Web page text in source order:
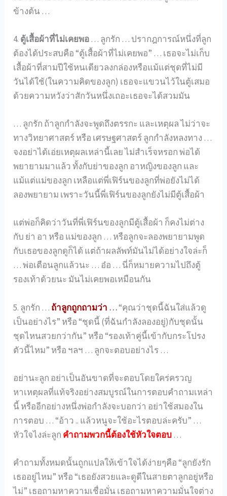
ข้างต้น …
4. ตู้เสื้อผ้าที่ไม่เคยพอ… ลูกรัก … ปรากฎการณ์หนึ่งที่ลูก
ต้องได้ประสบคือ “ตู้เสื้อผ้าที่ไม่เคยพอ” … เธอจะไม่เก็บ
เสื้อผ้าที่สามปีใช้หนเดียวลงกล่องหรือแม้แต่ชุดที่ไม่มี
วันได้ใช้(ในความคิดของลูก) เธอจะแขวนไว้ในตู้เสมอ
ด้วยความหวังว่าสักวันหนึ่งเถอะเธอจะได้สวมมัน
… ลูกรัก ถ้าลูกกำลังจะพูดถึงตรรกะ และเหตุผล ไม่ว่าจะ
ทางวิทยาศาสตร์ หรือ เศรษฐศาสตร์ ลูกกำลังหลงทาง …
จงอย่าได้เอ่ยเหตุผลเหล่านี้เลย ไม่สำเร็จหรอก พ่อได้
พยายามมาแล้ว ทั้งกับย่าของลูก อาหญิงของลูก และ
แม้แต่แม่ของลูก เหลือแต่พี่เฟิร์นของลูกที่พ่อยังไม่ได้
ลองพยายาม เพราะวันนี้พี่เฟิร์นของลูกยังไม่มีตู้เสื้อผ้า
แต่พ่อก็คิดว่าวันที่พี่เฟิร์นของลูกมีตู้เสื้อผ้า ก็คงไม่ต่าง
กับ ย่า อา หรือ แม่ของลูก … หรือลูกจะลองพยายามพูด
กับเธอของลูกดูก็ได้ แต่ถ้าผลลัพท์มันไม่ได้อย่างใจล่ะก็
… พ่อเตือนลูกแล้วนะ … อ๋อ … นี่ก็หมายความไปถึงตู้
รองเท้าด้วยนะ มันไม่เคยพอเหมือนกัน
5. ลูกรัก … ถ้าลูกถูกถามว่า …“คุณว่าชุดนี้ฉันใส่แล้วดู
เป็นอย่างไร” หรือ “ชุดนี้ (ที่ฉันกำลังลองอยู่)กับชุดนั้น
ชุดไหนสวยกว่ากัน” หรือ “รองเท้าคู่นี้เข้ากับกระโปรง
ตัวนี้ไหม” หรือ ฯลฯ … ลูกจะตอบอย่างไร …
อย่านะลูก อย่าเป็นอันขาดที่จะตอบโดยใคร่ครวญ
หาเหตุผลที่แท้จริงอย่างสมบูรณ์ในการตอบคำถามเหล่า
นี้ หรืออีกอย่างหนึ่งพ่อกำลังจะบอกว่า อย่าใช้สมองใน
การตอบ … “อ้าว .. แล้วหนูจะใช้อะไรตอบล่ะครับ” …
หัวใจไงล่ะลูก คำถามพวกนี้ต้องใช้หัวใจตอบ…
คำถามทั้งหมดนั้นถูกแปลให้เข้าใจได้ง่ายๆคือ “ลูกยังรัก
เธออยู่ไหม” หรือ “เธอยังสวยและดูดีในสายตาลูกอยู่หรือ
ไม่” เธอถามหาความเชื่อมั่น เธอถามหาความมั่นใจต่าง